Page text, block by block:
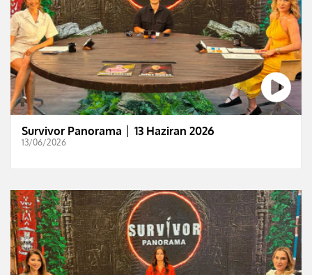
Survivor Panorama │ 13 Haziran 2026
13/06/2026